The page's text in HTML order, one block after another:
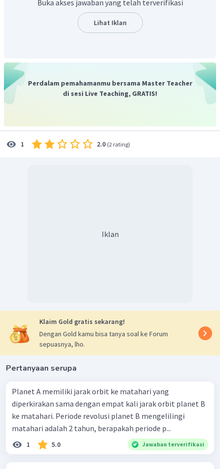
Jadi, periode revolusi planet B adalah 704 hari.
Buka akses jawaban yang telah terverifikasi
Lihat Iklan
Perdalam pemahamanmu bersama Master Teacher
di sesi Live Teaching, GRATIS!
1 2.0 (2 rating)
Iklan
Klaim Gold gratis sekarang!
Dengan Gold kamu bisa tanya soal ke Forum
sepuasnya, lho.
Pertanyaan serupa
Planet A memiliki jarak orbit ke matahari yang
diperkirakan sama dengan empat kali jarak orbit planet B
ke matahari. Periode revolusi planet B mengelilingi
matahari adalah 2 tahun, berapakah periode p...
1 5.0 Jawaban terverifikasi